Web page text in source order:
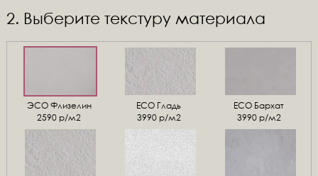
2. Выберите текстуру материала
ЭСО Флизелин
2590 р/м2
ЕСО Гладь
3990 р/м2
ECO Бархат
3990 р/м2